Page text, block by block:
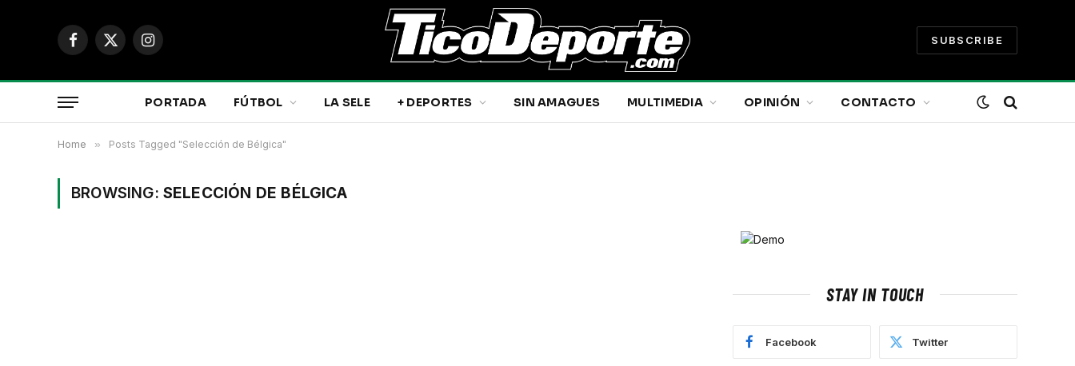
Facebook
X
Instagram
SUBSCRIBE
PORTADA FÚTBOL LA SELE + DEPORTES SIN AMAGUES MULTIMEDIA OPINIÓN CONTACTO
Home » Posts Tagged "Selección de Bélgica"
BROWSING: SELECCIÓN DE BÉLGICA
STAY IN TOUCH
Facebook Twitter